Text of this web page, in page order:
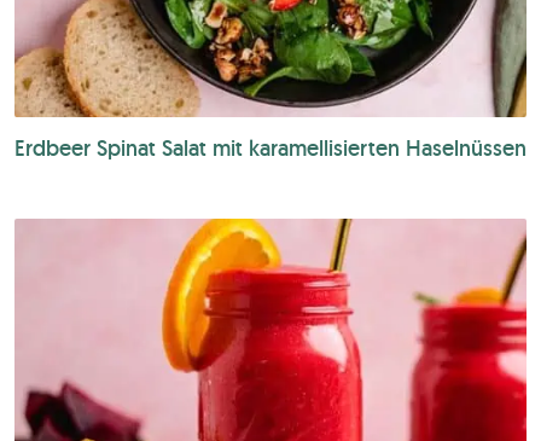
Erdbeer Spinat Salat mit karamellisierten Haselnüssen